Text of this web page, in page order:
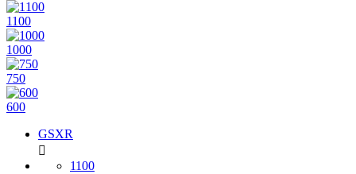
1100
1000
750
600
GSXR

1100